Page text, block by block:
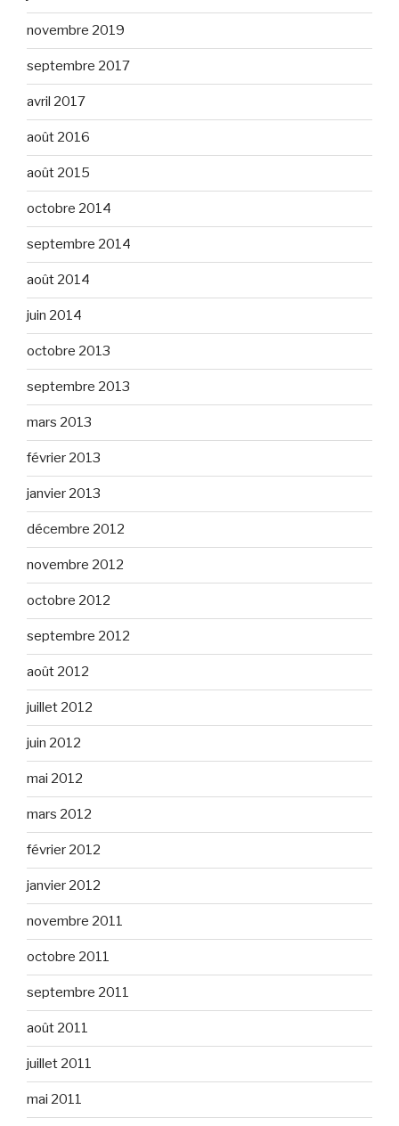
novembre 2019
septembre 2017
avril 2017
août 2016
août 2015
octobre 2014
septembre 2014
août 2014
juin 2014
octobre 2013
septembre 2013
mars 2013
février 2013
janvier 2013
décembre 2012
novembre 2012
octobre 2012
septembre 2012
août 2012
juillet 2012
juin 2012
mai 2012
mars 2012
février 2012
janvier 2012
novembre 2011
octobre 2011
septembre 2011
août 2011
juillet 2011
mai 2011